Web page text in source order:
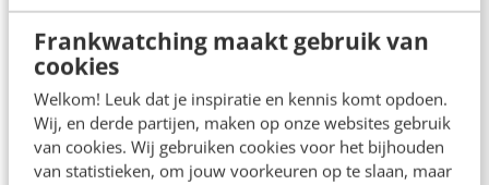
Frankwatching maakt gebruik van
cookies
Welkom! Leuk dat je inspiratie en kennis komt opdoen.
Wij, en derde partijen, maken op onze websites gebruik
van cookies. Wij gebruiken cookies voor het bijhouden
van statistieken, om jouw voorkeuren op te slaan, maar
Omdat dit een tool is voor Ads, zie je ook